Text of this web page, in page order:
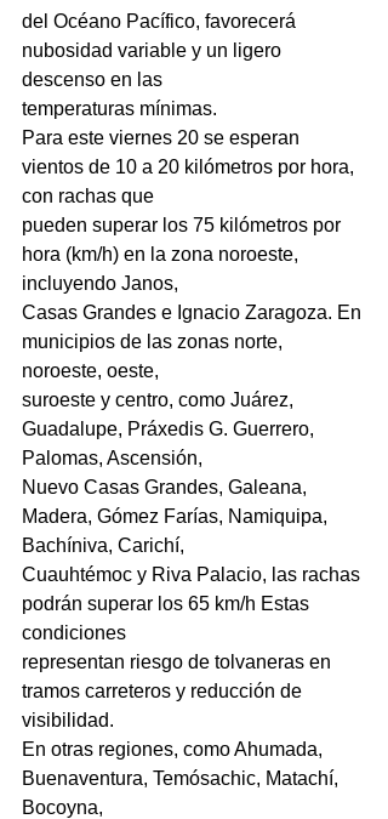
del Océano Pacífico, favorecerá
nubosidad variable y un ligero
descenso en las
temperaturas mínimas.
Para este viernes 20 se esperan
vientos de 10 a 20 kilómetros por hora,
con rachas que
pueden superar los 75 kilómetros por
hora (km/h) en la zona noroeste,
incluyendo Janos,
Casas Grandes e Ignacio Zaragoza. En
municipios de las zonas norte,
noroeste, oeste,
suroeste y centro, como Juárez,
Guadalupe, Práxedis G. Guerrero,
Palomas, Ascensión,
Nuevo Casas Grandes, Galeana,
Madera, Gómez Farías, Namiquipa,
Bachíniva, Carichí,
Cuauhtémoc y Riva Palacio, las rachas
podrán superar los 65 km/h Estas
condiciones
representan riesgo de tolvaneras en
tramos carreteros y reducción de
visibilidad.
En otras regiones, como Ahumada,
Buenaventura, Temósachic, Matachí,
Bocoyna,